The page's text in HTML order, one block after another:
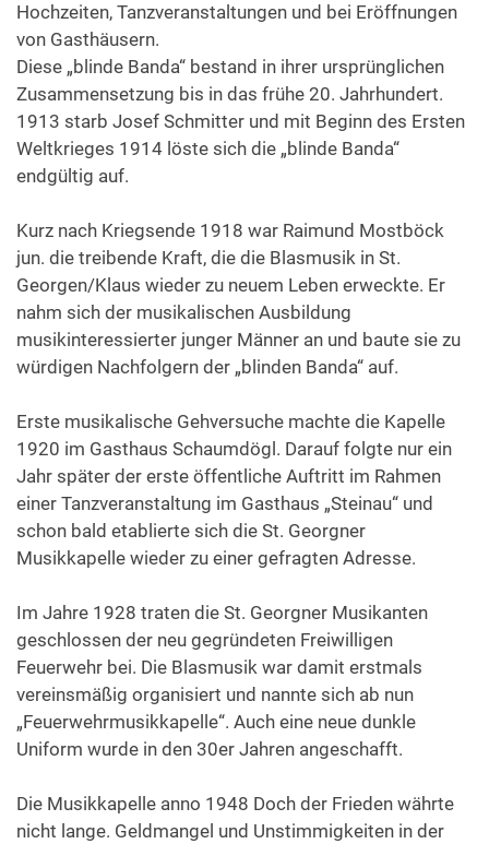
Hochzeiten, Tanzveranstaltungen und bei Eröffnungen
von Gasthäusern.
Diese „blinde Banda“ bestand in ihrer ursprünglichen
Zusammensetzung bis in das frühe 20. Jahrhundert.
1913 starb Josef Schmitter und mit Beginn des Ersten
Weltkrieges 1914 löste sich die „blinde Banda“
endgültig auf.
Kurz nach Kriegsende 1918 war Raimund Mostböck
jun. die treibende Kraft, die die Blasmusik in St.
Georgen/Klaus wieder zu neuem Leben erweckte. Er
nahm sich der musikalischen Ausbildung
musikinteressierter junger Männer an und baute sie zu
würdigen Nachfolgern der „blinden Banda“ auf.
Erste musikalische Gehversuche machte die Kapelle
1920 im Gasthaus Schaumdögl. Darauf folgte nur ein
Jahr später der erste öffentliche Auftritt im Rahmen
einer Tanzveranstaltung im Gasthaus „Steinau“ und
schon bald etablierte sich die St. Georgner
Musikkapelle wieder zu einer gefragten Adresse.
Im Jahre 1928 traten die St. Georgner Musikanten
geschlossen der neu gegründeten Freiwilligen
Feuerwehr bei. Die Blasmusik war damit erstmals
vereinsmäßig organisiert und nannte sich ab nun
„Feuerwehrmusikkapelle“. Auch eine neue dunkle
Uniform wurde in den 30er Jahren angeschafft.
Die Musikkapelle anno 1948 Doch der Frieden währte
nicht lange. Geldmangel und Unstimmigkeiten in der